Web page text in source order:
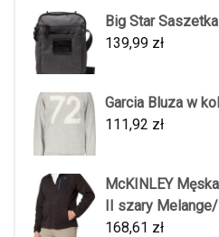
Big Star
139,99 zł
Garcia Bluza w
111,92 zł
McKINLEY
II szary
168,61 zł